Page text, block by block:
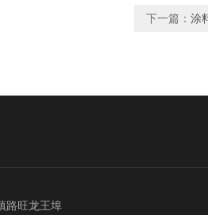
下一篇： 涂
路旺龙王埠